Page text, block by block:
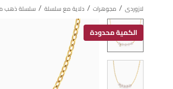
لازوردى / مجوهرات / دلاية مع سلسلة / سلسلة ذهب مستديرة عيار 18 قيراط
الكمية محدودة